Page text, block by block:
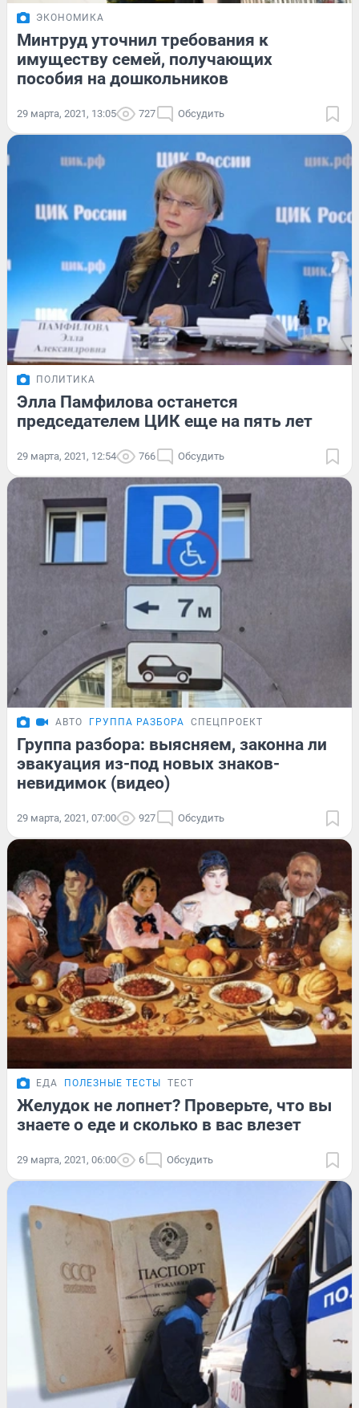
ЭКОНОМИКА
Минтруд уточнил требования к
имуществу семей, получающих
пособия на дошкольников
29 марта, 2021, 13:05 727 Обсудить
ПОЛИТИКА
Элла Памфилова останется
председателем ЦИК еще на пять лет
29 марта, 2021, 12:54 766 Обсудить
АВТО ГРУППА РАЗБОРА СПЕЦПРОЕКТ
Группа разбора: выясняем, законна ли
эвакуация из-под новых знаков-
невидимок (видео)
29 марта, 2021, 07:00 927 Обсудить
ЕДА ПОЛЕЗНЫЕ ТЕСТЫ ТЕСТ
Желудок не лопнет? Проверьте, что вы
знаете о еде и сколько в вас влезет
29 марта, 2021, 06:00 6 Обсудить